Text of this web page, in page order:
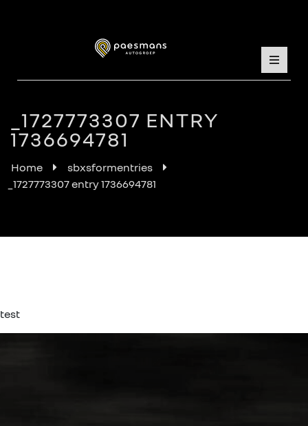
_1727773307 ENTRY
1736694781
Home
sbxsformentries
_1727773307 entry 1736694781
test